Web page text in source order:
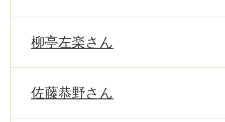
柳亭左楽さん
佐藤恭野さん